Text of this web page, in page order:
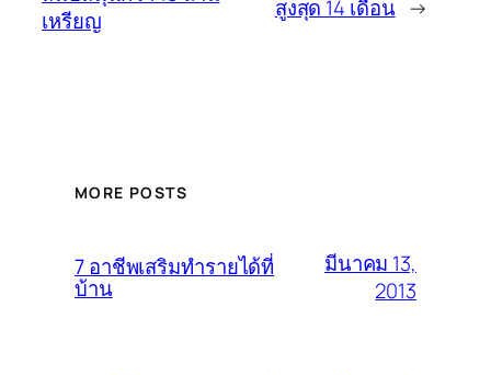
เหรียญ
สูงสุด 14 เดือน →
MORE POSTS
7 อาชีพเสริมทำรายได้ที่
บ้าน
มีนาคม 13,
2013